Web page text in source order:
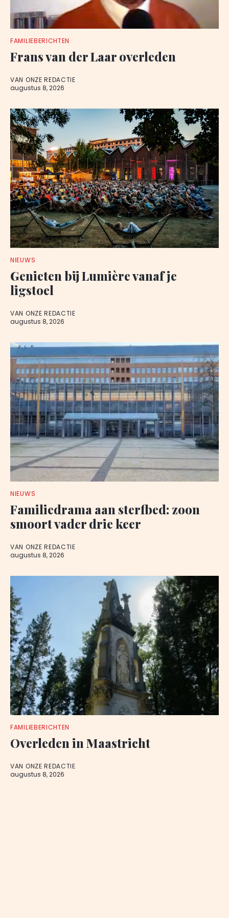
FAMILIEBERICHTEN
Frans van der Laar overleden
VAN ONZE REDACTIE
augustus 8, 2026
NIEUWS
Genieten bij Lumière vanaf je
ligstoel
VAN ONZE REDACTIE
augustus 8, 2026
NIEUWS
Familiedrama aan sterfbed: zoon
smoort vader drie keer
VAN ONZE REDACTIE
augustus 8, 2026
FAMILIEBERICHTEN
Overleden in Maastricht
VAN ONZE REDACTIE
augustus 8, 2026